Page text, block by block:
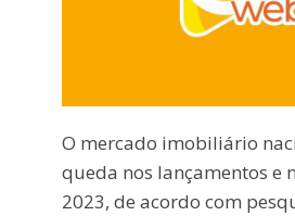
O mercado imobiliário
queda nos lançamentos e
2023, de acordo com